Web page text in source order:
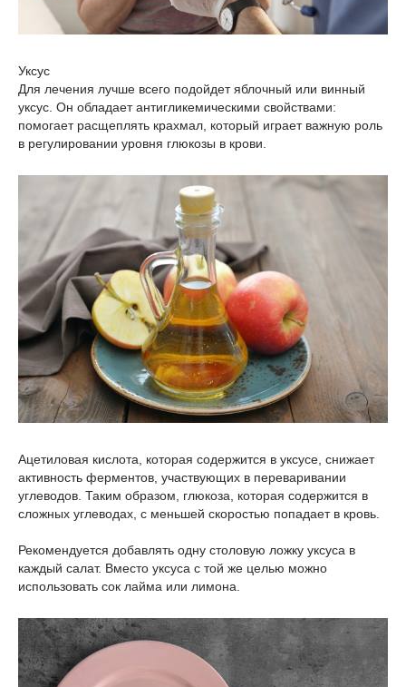
Уксус
Для лечения лучше всего подойдет яблочный или винный
уксус. Он обладает антигликемическими свойствами:
помогает расщеплять крахмал, который играет важную роль
в регулировании уровня глюкозы в крови.
Ацетиловая кислота, которая содержится в уксусе, снижает
активность ферментов, участвующих в переваривании
углеводов. Таким образом, глюкоза, которая содержится в
сложных углеводах, с меньшей скоростью попадает в кровь.
Рекомендуется добавлять одну столовую ложку уксуса в
каждый салат. Вместо уксуса с той же целью можно
использовать сок лайма или лимона.